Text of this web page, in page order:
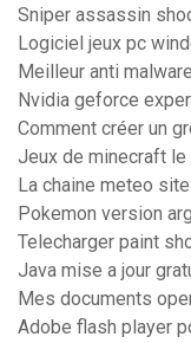
Sniper assassin
Logiciel jeux pc
Meilleur anti
Nvidia geforce
Comment créer un
Jeux de minecraft le
La chaine meteo
Pokemon version
Telecharger paint
Java mise a jour
Mes documents
Adobe flash player